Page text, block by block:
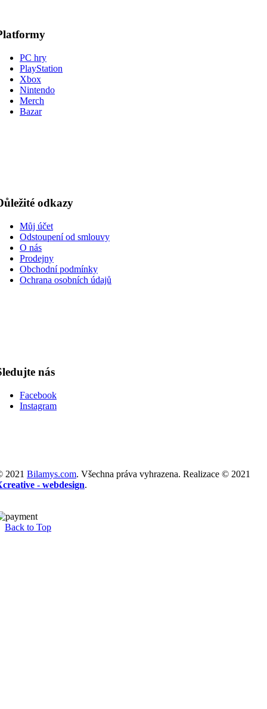
PC hry
PlayStation
Xbox
Nintendo
Merch
Bazar
odkazy
Můj účet
Odstoupení od smlouvy
O nás
Prodejny
Obchodní podmínky
Ochrana osobních údajů
nás
Facebook
Instagram
2021 Bilamys.com. Všechna práva vyhrazena. Realizace © 2021
- webdesign.
Back to Top